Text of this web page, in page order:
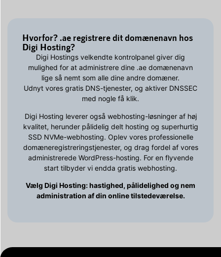
Hvorfor? .ae registrere dit domænenavn hos
Digi Hosting?
Digi Hostings velkendte kontrolpanel giver dig
mulighed for at administrere dine .ae domænenavn
lige så nemt som alle dine andre domæner.
Udnyt vores gratis DNS-tjenester, og aktiver DNSSEC
med nogle få klik.
Digi Hosting leverer også webhosting-løsninger af høj
kvalitet, herunder pålidelig delt hosting og superhurtig
SSD NVMe-webhosting. Oplev vores professionelle
domæneregistreringstjenester, og drag fordel af vores
administrerede WordPress-hosting. For en flyvende
start tilbyder vi endda gratis webhosting.
Vælg Digi Hosting: hastighed, pålidelighed og nem
administration af din online tilstedeværelse.